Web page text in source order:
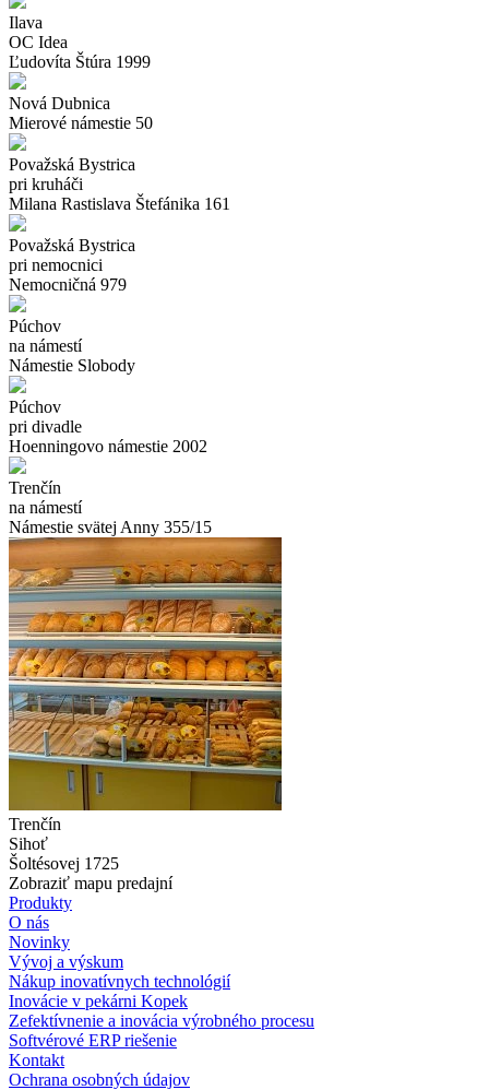
Ilava
OC Idea
Ľudovíta Štúra 1999
Nová Dubnica
Mierové námestie 50
Považská Bystrica
pri kruháči
Milana Rastislava Štefánika 161
Považská Bystrica
pri nemocnici
Nemocničná 979
Púchov
na námestí
Námestie Slobody
Púchov
pri divadle
Hoenningovo námestie 2002
Trenčín
na námestí
Námestie svätej Anny 355/15
Trenčín
Sihoť
Šoltésovej 1725
Zobraziť mapu predajní
Produkty
O nás
Novinky
Vývoj a výskum
Nákup inovatívnych technológií
Inovácie v pekárni Kopek
Zefektívnenie a inovácia výrobného procesu
Softvérové ERP riešenie
Kontakt
Ochrana osobných údajov